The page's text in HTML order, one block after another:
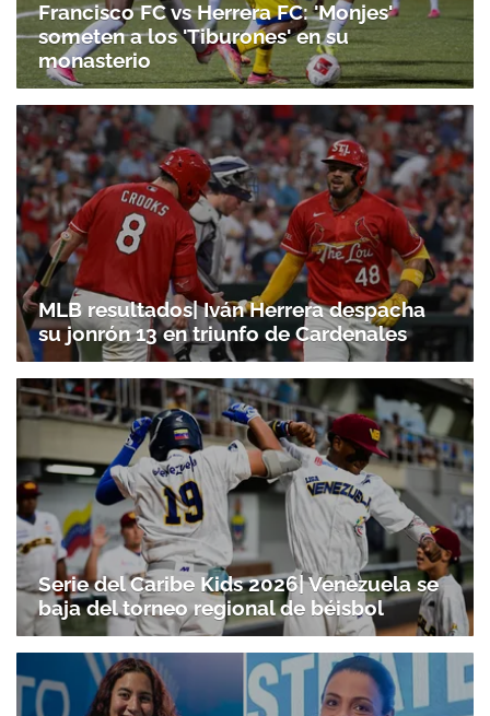
Gracias por suscribirte a nuestro boletín.
ACEPTAR
Francisco FC vs Herrera FC: 'Monjes'
someten a los 'Tiburones' en su
monasterio
MLB resultados| Iván Herrera despacha
su jonrón 13 en triunfo de Cardenales
Serie del Caribe Kids 2026| Venezuela se
baja del torneo regional de béisbol